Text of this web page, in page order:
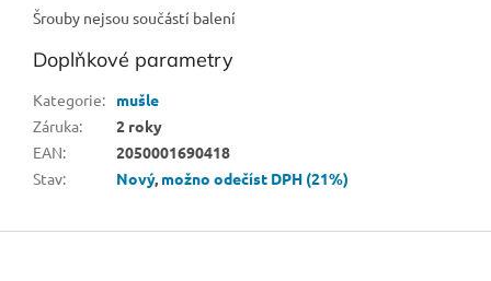
Šrouby nejsou součástí balení
Doplňkové parametry
Kategorie:
mušle
Záruka:
2 roky
EAN:
2050001690418
Stav: Nový, možno odečíst DPH (21%)
Z